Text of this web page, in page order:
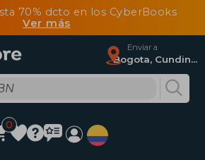
70% dcto en los CyberBooks
Ver más
Enviar a
Bogota, Cundinamarca
0